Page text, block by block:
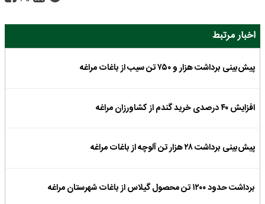
اخبار مرتبط
پیش‌بینی برداشت هزار و ۷۵۰ تن سیب از باغات مراغه
افزایش ۴۰ درصدی خرید گندم از کشاورزان مراغه‎
پیش‌بینی برداشت ۲۸ هزار تن آلوچه از باغات مراغه
برداشت حدود ۱۲۰۰ تن محصول گیلاس از باغات شهرستان مراغه